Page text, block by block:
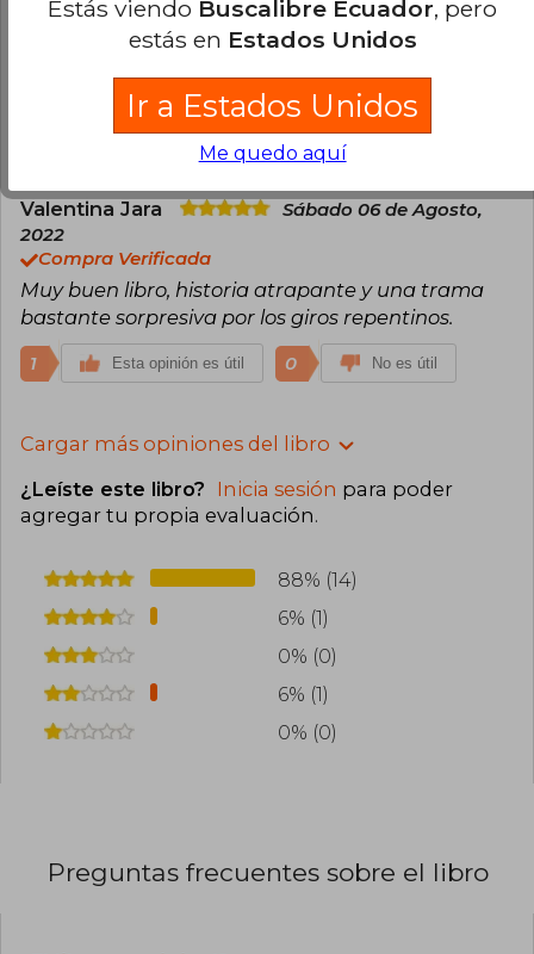
Dafne Fredes
Miércoles 17 de
Noviembre, 2021
Es hermoso
0
Valentina Jara
Sábado 06 de Agosto,
2022
Compra Verificada
Muy buen libro, historia atrapante y una trama
bastante sorpresiva por los giros repentinos.
1 Esta opinión es útil 0 No es útil
Cargar más opiniones del libro
¿Leíste este libro? Inicia sesión para poder
agregar tu propia evaluación.
88% (14)
6% (1)
0% (0)
6% (1)
0% (0)
Preguntas frecuentes sobre el libro
Estás viendo Buscalibre Ecuador, pero
estás en Estados Unidos
Ir a Estados Unidos
Me quedo aquí